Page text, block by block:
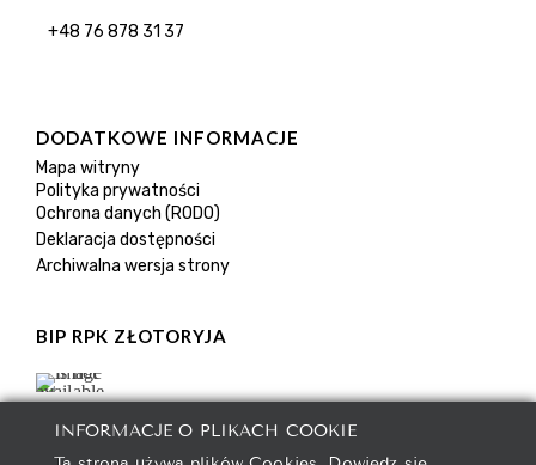
+48 76 878 31 37
DODATKOWE INFORMACJE
Mapa witryny
Polityka prywatności
Ochrona danych (RODO)
Deklaracja dostępności
Archiwalna wersja strony
BIP RPK ZŁOTORYJA
INFORMACJE O PLIKACH COOKIE